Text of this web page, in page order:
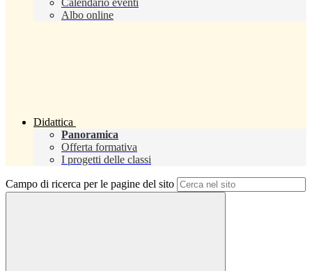
Calendario eventi
Albo online
Didattica
Panoramica
Offerta formativa
I progetti delle classi
Campo di ricerca per le pagine del sito